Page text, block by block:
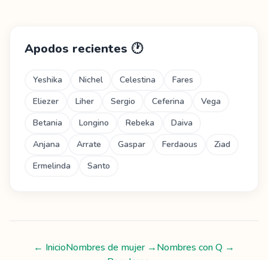
Apodos recientes 🕐
Yeshika Nichel Celestina
Fares
Eliezer
Liher Sergio Ceferina
Vega
Betania
Longino Rebeka
Daiva
Anjana
Arrate Gaspar Ferdaous
Ziad
Ermelinda
Santo
← InicioNombres de mujer→Nombres conQ →